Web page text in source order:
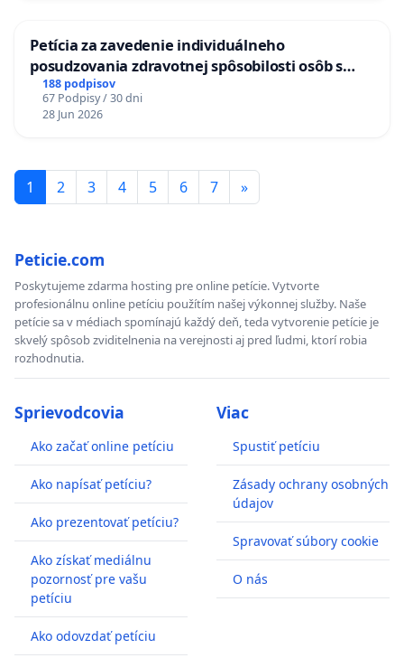
Petícia za zavedenie individuálneho
posudzovania zdravotnej spôsobilosti osôb s
diabetom 1. a 2. typu pri prijímaní do
Policajného zboru SR
188 podpisov
67 Podpisy / 30 dni
28 Jun 2026
1 2 3 4 5 6 7 »
Peticie.com
Poskytujeme zdarma hosting pre online petície. Vytvorte
profesionálnu online petíciu použítím našej výkonnej služby. Naše
petície sa v médiach spomínajú každý deň, teda vytvorenie petície je
skvelý spôsob zviditelnenia na verejnosti aj pred ľudmi, ktorí robia
rozhodnutia.
Sprievodcovia
Ako začať online petíciu
Ako napísať petíciu?
Ako prezentovať petíciu?
Ako získať mediálnu
pozornosť pre vašu
petíciu
Ako odovzdať petíciu
Viac
Spustiť petíciu
Zásady ochrany osobných
údajov
Spravovať súbory cookie
O nás